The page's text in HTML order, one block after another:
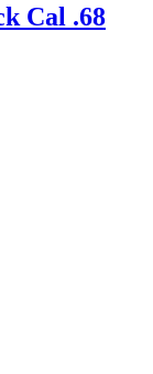
Cal .68